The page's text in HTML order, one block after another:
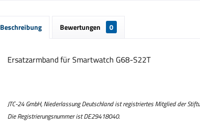
Beschreibung Bewertungen 0
Ersatzarmband für Smartwatch G68-S22T
JTC-24 GmbH, Niederlassung Deutschland ist registriertes Mitglied der
Die Registrierungsnummer ist DE29418040.